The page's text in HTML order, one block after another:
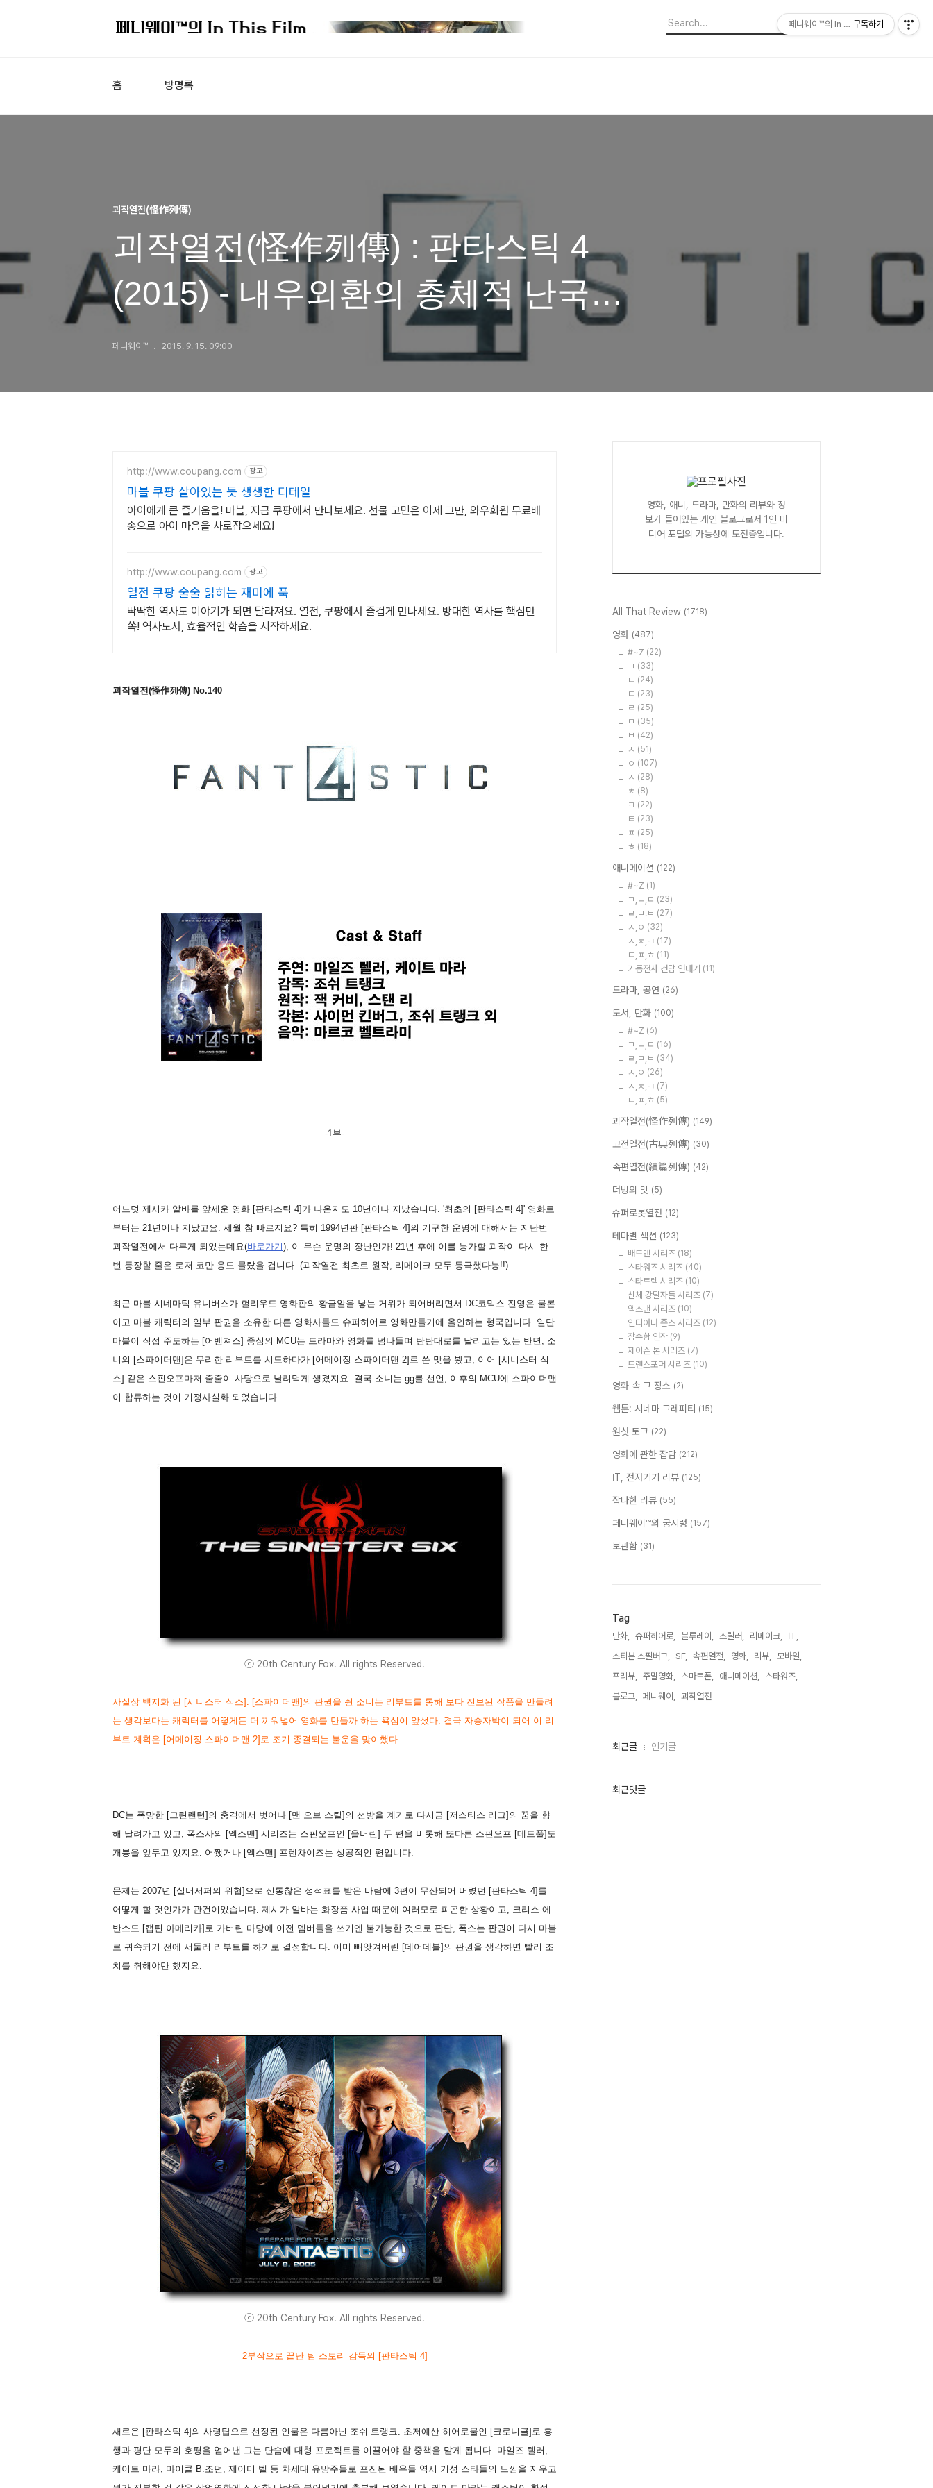
홈 방명록
괴작열전(怪作列傳)
괴작열전(怪作列傳) : 판타스틱 4
(2015) - 내우외환의 총체적 난국
(1부)
페니웨이™ 2015. 9. 15. 09:00
http://www.coupang.com 광고
마블 쿠팡 살아있는 듯 생생한 디테일
아이에게 큰 즐거움을! 마블, 지금 쿠팡에서 만나보세요. 선물 고민은 이제 그만, 와우회원 무료배
송으로 아이 마음을 사로잡으세요!
http://www.coupang.com 광고
열전 쿠팡 술술 읽히는 재미에 푹
딱딱한 역사도 이야기가 되면 달라져요. 열전, 쿠팡에서 즐겁게 만나세요. 방대한 역사를 핵심만
쏙! 역사도서, 효율적인 학습을 시작하세요.
괴작열전(怪作列傳) No.140
-1부-
어느덧 제시카 알바를 앞세운 영화 [판타스틱 4]가 나온지도 10년이나 지났습니다. '최초의 [판타스틱 4]' 영화로
부터는 21년이나 지났고요. 세월 참 빠르지요? 특히 1994년판 [판타스틱 4]의 기구한 운명에 대해서는 지난번
괴작열전에서 다루게 되었는데요(바로가기), 이 무슨 운명의 장난인가! 21년 후에 이를 능가할 괴작이 다시 한
번 등장할 줄은 로저 코만 옹도 몰랐을 겁니다. (괴작열전 최초로 원작, 리메이크 모두 등극했다능!!)
최근 마블 시네마틱 유니버스가 헐리우드 영화판의 황금알을 낳는 거위가 되어버리면서 DC코믹스 진영은 물론
이고 마블 캐릭터의 일부 판권을 소유한 다른 영화사들도 슈퍼히어로 영화만들기에 올인하는 형국입니다. 일단
마블이 직접 주도하는 [어벤져스] 중심의 MCU는 드라마와 영화를 넘나들며 탄탄대로를 달리고는 있는 반면, 소
니의 [스파이더맨]은 무리한 리부트를 시도하다가 [어메이징 스파이더맨 2]로 쓴 맛을 봤고, 이어 [시니스터 식
스] 같은 스핀오프마저 줄줄이 사탕으로 날려먹게 생겼지요. 결국 소니는 gg를 선언, 이후의 MCU에 스파이더맨
이 합류하는 것이 기정사실화 되었습니다.
ⓒ 20th Century Fox. All rights Reserved.
사실상 백지화 된 [시니스터 식스]. [스파이더맨]의 판권을 쥔 소니는 리부트를 통해 보다 진보된 작품을 만들려
는 생각보다는 캐릭터를 어떻게든 더 끼워넣어 영화를 만들까 하는 욕심이 앞섰다. 결국 자승자박이 되어 이 리
부트 계획은 [어메이징 스파이더맨 2]로 조기 종결되는 불운을 맞이했다.
DC는 폭망한 [그린랜턴]의 충격에서 벗어나 [맨 오브 스틸]의 선방을 계기로 다시금 [저스티스 리그]의 꿈을 향
해 달려가고 있고, 폭스사의 [엑스맨] 시리즈는 스핀오프인 [울버린] 두 편을 비롯해 또다른 스핀오프 [데드풀]도
개봉을 앞두고 있지요. 어쨌거나 [엑스맨] 프렌차이즈는 성공적인 편입니다.
문제는 2007년 [실버서퍼의 위협]으로 신통찮은 성적표를 받은 바람에 3편이 무산되어 버렸던 [판타스틱 4]를
어떻게 할 것인가가 관건이었습니다. 제시가 알바는 화장품 사업 때문에 여러모로 피곤한 상황이고, 크리스 에
반스도 [캡틴 아메리카]로 가버린 마당에 이전 멤버들을 쓰기엔 불가능한 것으로 판단, 폭스는 판권이 다시 마블
로 귀속되기 전에 서둘러 리부트를 하기로 결정합니다. 이미 빼앗겨버린 [데어데블]의 판권을 생각하면 빨리 조
치를 취해야만 했지요.
ⓒ 20th Century Fox. All rights Reserved.
2부작으로 끝난 팀 스토리 감독의 [판타스틱 4]
새로운 [판타스틱 4]의 사령탑으로 선정된 인물은 다름아닌 조쉬 트랭크. 초저예산 히어로물인 [크로니클]로 흥
행과 평단 모두의 호평을 얻어낸 그는 단숨에 대형 프로젝트를 이끌어야 할 중책을 맡게 됩니다. 마일즈 텔러,
케이트 마라, 마이클 B.조던, 제이미 벨 등 차세대 유망주들로 포진된 배우들 역시 기성 스타들의 느낌을 지우고
영화, 애니, 드라마, 만화의 리뷰와 정
보가 들어있는 개인 블로그로서 1인 미
디어 포털의 가능성에 도전중입니다.
All That Review (1718)
영화 (487)
#~Z (22)
ㄱ (33)
ㄴ (24)
ㄷ (23)
ㄹ (25)
ㅁ (35)
ㅂ (42)
ㅅ (51)
ㅇ (107)
ㅈ (28)
ㅊ (8)
ㅋ (22)
ㅌ (23)
ㅍ (25)
ㅎ (18)
애니메이션 (122)
#~Z (1)
ㄱ,ㄴ,ㄷ (23)
ㄹ,ㅁ.ㅂ (27)
ㅅ,ㅇ (32)
ㅈ,ㅊ,ㅋ (17)
ㅌ,ㅍ,ㅎ (11)
기동전사 건담 연대기 (11)
드라마, 공연 (26)
도서, 만화 (100)
#~Z (6)
ㄱ,ㄴ,ㄷ (16)
ㄹ,ㅁ,ㅂ (34)
ㅅ,ㅇ (26)
ㅈ,ㅊ,ㅋ (7)
ㅌ,ㅍ,ㅎ (5)
괴작열전(怪作列傳) (149)
고전열전(古典列傳) (30)
속편열전(續篇列傳) (42)
더빙의 맛 (5)
슈퍼로봇열전 (12)
테마별 섹션 (123)
배트맨 시리즈 (18)
스타워즈 시리즈 (40)
스타트렉 시리즈 (10)
신체 강탈자들 시리즈 (7)
엑스맨 시리즈 (10)
인디아나 존스 시리즈 (12)
잠수함 연작 (9)
제이슨 본 시리즈 (7)
트랜스포머 시리즈 (10)
영화 속 그 장소 (2)
웹툰: 시네마 그레피티 (15)
원샷 토크 (22)
영화에 관한 잡담 (212)
IT, 전자기기 리뷰 (125)
잡다한 리뷰 (55)
페니웨이™의 궁시렁 (157)
보관함 (31)
Tag
만화, 슈퍼히어로, 블루레이, 스릴러, 리메이크,
IT,
스티븐 스필버그,
SF, 속편열전, 영화, 리뷰,
모바일,
프리뷰,
주말영화, 스마트폰, 애니메이션,
스타워즈,
블로그,
페니웨이, 괴작열전,
최
인
최근글 인기글
최근댓글
페니웨이™의 In This Film
구독하기